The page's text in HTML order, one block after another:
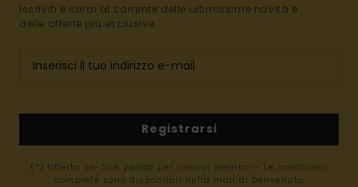
Iscriviti e sarai al corrente delle ultimissime novità e
delle offerte più esclusive.
Registrarsi
(*) Offerta on-line valida per i nuovi membri - Le condizioni
complete sono disponibili nella mail di benvenuto